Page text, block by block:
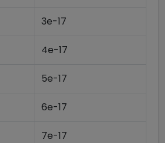
3e-17
4e-17
5e-17
6e-17
7e-17